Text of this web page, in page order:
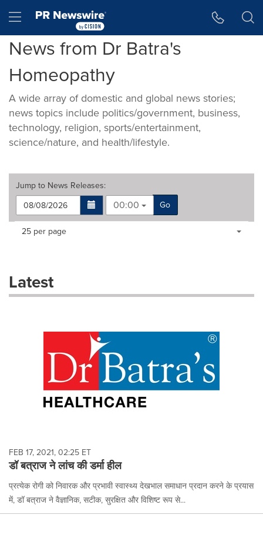
Hamburger menu
News from Dr Batra's
Homeopathy
A wide array of domestic and global news stories;
news topics include politics/government, business,
technology, religion, sports/entertainment,
science/nature, and health/lifestyle.
Jump to News Releases:
00:00
Go
Making
dropdown
will
each
option
is
selected.
Items per page:
25 per page
Latest
FEB 17, 2021, 02:25 ET
डॉ बत्राज ने लांच की डर्मा हील
प्रत्येक रोगी को निवारक और प्रभावी स्वास्थ्य देखभाल समाधान प्रदान करने के प्रयास
में, डॉ बत्राज ने वैज्ञानिक, सटीक, सुरक्षित और विशिष्ट रूप से...